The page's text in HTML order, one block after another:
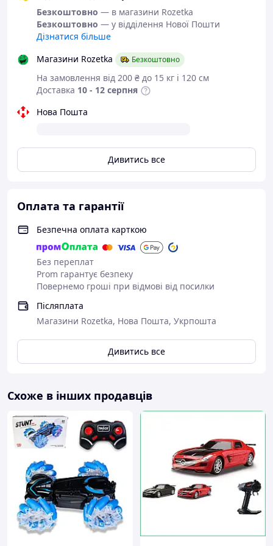
акумуляторна батарея 3.7v;
USB-кабель для підзаряджання батареї;
2 пакетики з орбізами.
Танк працює від акумулятора — входить до комплекту.
Пульт керування працює від 2 батарейок типу "АА" —
не входять до комплекту.
Розмір танка: 27 см
Вік: від 8 років.
Безкоштовно — в магазини Rozetka
Безкоштовно — у відділення Нової Пошти
Дізнатися більше
Магазини Rozetka
Безкоштовно
На замовлення від 200 ₴ до 15 кг і 120 см
Доставка 10 - 12 серпня
Нова Пошта
Дивитись все
Оплата та гарантії
Безпечна оплата карткою
Без переплат
Prom гарантує безпеку
Повернемо гроші при відмові від посилки
Післяплата
Магазини Rozetka, Нова Пошта, Укрпошта
Дивитись все
Схоже в інших продавців